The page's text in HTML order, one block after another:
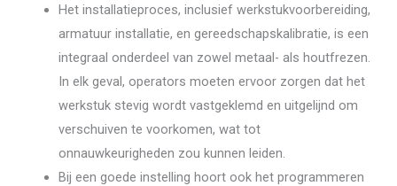
Het installatieproces, inclusief werkstukvoorbereiding,
armatuur installatie, en gereedschapskalibratie, is een
integraal onderdeel van zowel metaal- als houtfrezen.
In elk geval, operators moeten ervoor zorgen dat het
werkstuk stevig wordt vastgeklemd en uitgelijnd om
verschuiven te voorkomen, wat tot
onnauwkeurigheden zou kunnen leiden.
Bij een goede instelling hoort ook het programmeren